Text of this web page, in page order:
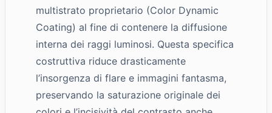
multistrato proprietario (Color Dynamic
Coating) al fine di contenere la diffusione
interna dei raggi luminosi. Questa specifica
costruttiva riduce drasticamente
l’insorgenza di flare e immagini fantasma,
preservando la saturazione originale dei